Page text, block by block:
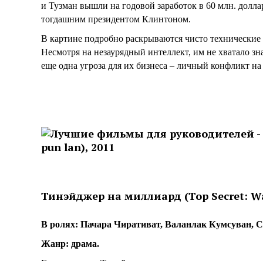
и Тузман вышли на годовой заработок в 60 млн.
тогдашним президентом Клинтоном.
В картине подробно раскрываются чисто
Несмотря на незаурядный интеллект, им не хватало
еще одна угроза для их бизнеса – личный конфликт
Тинэйджер на миллиард (Top Secret:
В ролях: Пачара Чиративат, Валанлак Кумсуван,
Жанр: драма.